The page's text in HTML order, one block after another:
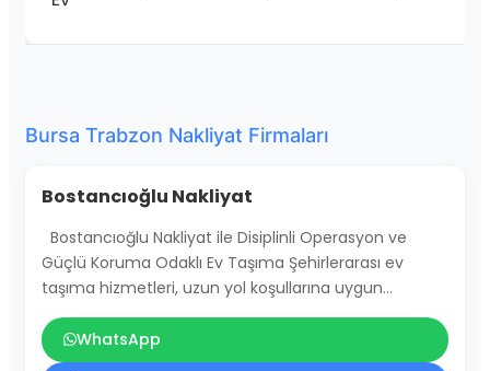
Bursa Trabzon Nakliyat Firmaları
Bostancıoğlu Nakliyat
Bostancıoğlu Nakliyat ile Disiplinli Operasyon ve
Güçlü Koruma Odaklı Ev Taşıma Şehirlerarası ev
taşıma hizmetleri, uzun yol koşullarına uygun…
WhatsApp